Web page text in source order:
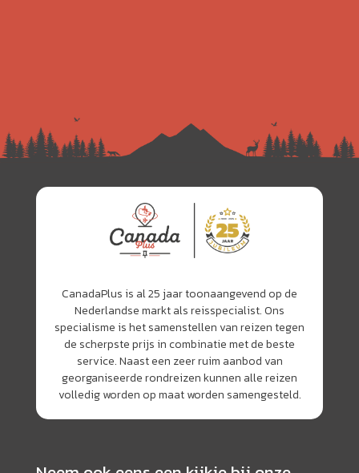
CanadaPlus is al 25 jaar toonaangevend op de
Nederlandse markt als reisspecialist. Ons
specialisme is het samenstellen van reizen tegen
de scherpste prijs in combinatie met de beste
service. Naast een zeer ruim aanbod van
georganiseerde rondreizen kunnen alle reizen
volledig worden op maat worden samengesteld.